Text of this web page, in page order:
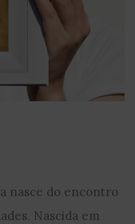
nasce do encontro
Nascida em